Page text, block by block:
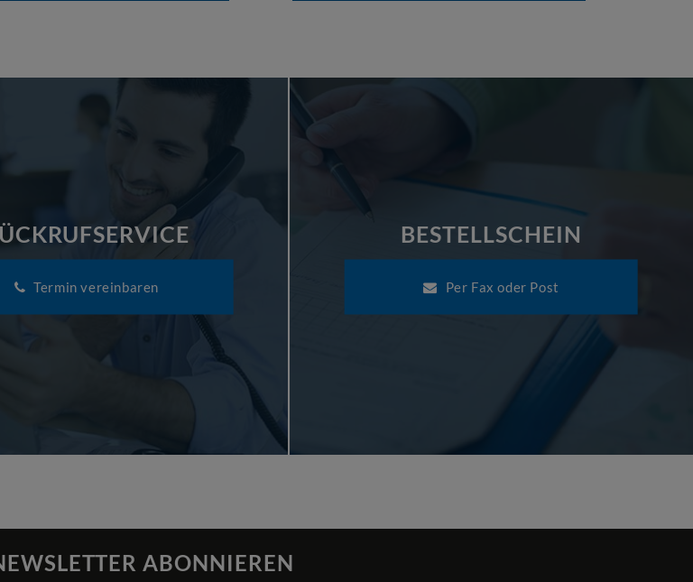
Termin vereinbaren
BESTELLSCHEIN
Per Fax oder Post
ABONNIEREN